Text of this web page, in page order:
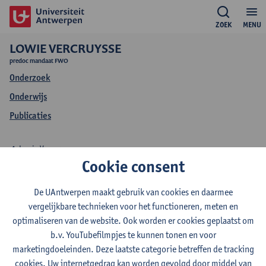
MENU
ZOEK
LOWIE VERCRUYSSE
predoc mandaat FWO
Onderzoek
Onderwijs
Publicaties
Onderzoek Lowie
Vercruysse
Lowie Vercruysse
Onderzoeksgroep
Cookie consent
De UAntwerpen maakt gebruik van cookies en daarmee
vergelijkbare technieken voor het functioneren, meten en
optimaliseren van de website. Ook worden er cookies geplaatst om
b.v. YouTubefilmpjes te kunnen tonen en voor
marketingdoeleinden. Deze laatste categorie betreffen de tracking
cookies. Uw internetgedrag kan worden gevolgd door middel van